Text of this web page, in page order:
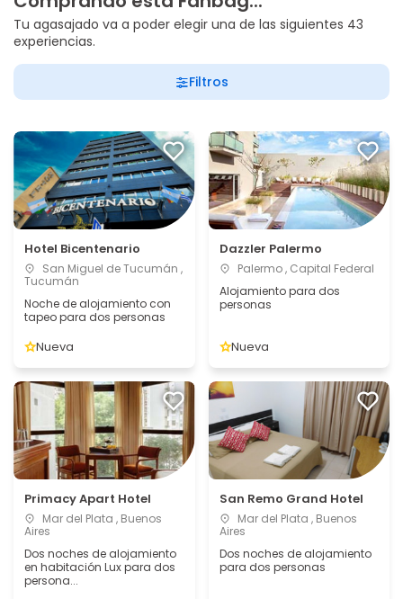
Tu agasajado va a poder elegir una de las siguientes 43
experiencias.
Filtros
Hotel Bicentenario
San Miguel de Tucumán ,
Tucumán
Noche de alojamiento con
tapeo para dos personas
Nueva
Dazzler Palermo
Palermo , Capital Federal
Alojamiento para dos
personas
Nueva
Primacy Apart Hotel
Mar del Plata , Buenos
Aires
Dos noches de alojamiento
en habitación Lux para dos
persona...
San Remo Grand Hotel
Mar del Plata , Buenos
Aires
Dos noches de alojamiento
para dos personas